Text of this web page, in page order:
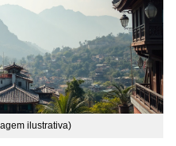
ilustrativa)